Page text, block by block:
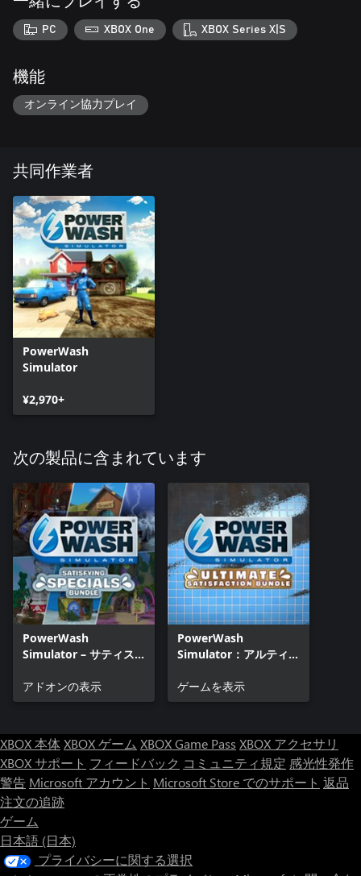
ぎないかもしれませんが、大義に熱狂的な献身を捧げること
で、自分の力を示し、高き存在へと昇れるかもしれません…
PC XBOX One XBOX Series X|S
機能
オンライン協力プレイ
共同作業者
PowerWash
Simulator
¥2,970+
次の製品に含まれています
PowerWash
Simulator – サティス
ャルズ・バンドル
アドオンの表示
PowerWash
Simulator：アルティメ
ション・バンドル
ゲームを表示
XBOX 本体XBOX ゲーム XBOX Game Pass XBOX アクセサリ
XBOX サポート フィードバック コミュニティ規定 感光性発作
警告 Microsoft アカウント Microsoft Store でのサポート 返品
注文の追跡
ゲーム
日本語 (日本)
プライバシーに関する選択